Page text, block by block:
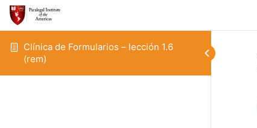
Clínica de Formularios – lección 1.6
(rem)